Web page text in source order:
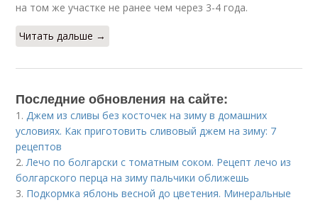
на том же участке не ранее чем через 3-4 года.
Читать дальше →
Последние обновления на сайте:
1.Джем из сливы без косточек на зиму в домашних
условиях. Как приготовить сливовый джем на зиму: 7
рецептов
2.Лечо по болгарски с томатным соком. Рецепт лечо из
болгарского перца на зиму пальчики оближешь
3. Подкормка яблонь весной до цветения. Минеральные